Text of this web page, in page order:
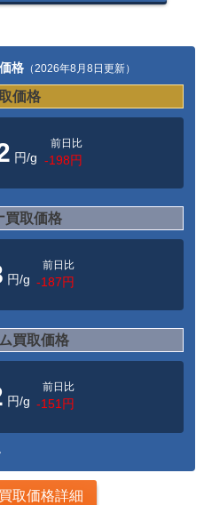
格 （2026年8月8日更新）
価格
円/g
前日比
-198円
買取価格
円/g
前日比
-187円
買取価格
円/g
前日比
-151円
取価格詳細